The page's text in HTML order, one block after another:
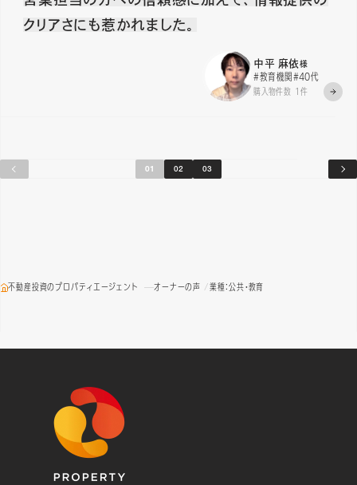
クリアさにも惹かれました。
中平 麻依 様
#教育機関 #40代
購入物件数 1件
01 02 03
不動産投資のプロパティエージェント オーナーの声 業種：公共・教育